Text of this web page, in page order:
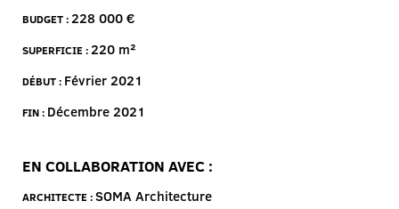
BUDGET :228 000 €
SUPERFICIE :220 m²
DÉBUT : Février 2021
FIN : Décembre 2021
EN COLLABORATION AVEC :
ARCHITECTE :SOMA Architecture